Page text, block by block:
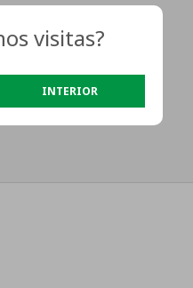
visitas?
INTERIOR